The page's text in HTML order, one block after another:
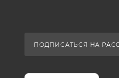
ПОДПИСАТЬСЯ НА